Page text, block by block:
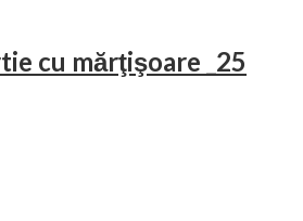
cu mărţişoare _25